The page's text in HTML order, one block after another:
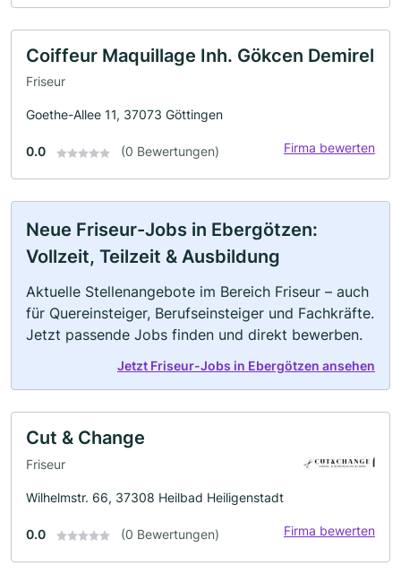
Coiffeur Maquillage Inh. Gökcen Demirel
Friseur
Goethe-Allee 11, 37073 Göttingen
0.0 (0 Bewertungen) Firma bewerten
Neue Friseur-Jobs in Ebergötzen:
Vollzeit, Teilzeit & Ausbildung
Aktuelle Stellenangebote im Bereich Friseur – auch
für Quereinsteiger, Berufseinsteiger und Fachkräfte.
Jetzt passende Jobs finden und direkt bewerben.
Jetzt Friseur-Jobs in Ebergötzen ansehen
Cut & Change
Friseur
Wilhelmstr. 66, 37308 Heilbad Heiligenstadt
0.0 (0 Bewertungen) Firma bewerten